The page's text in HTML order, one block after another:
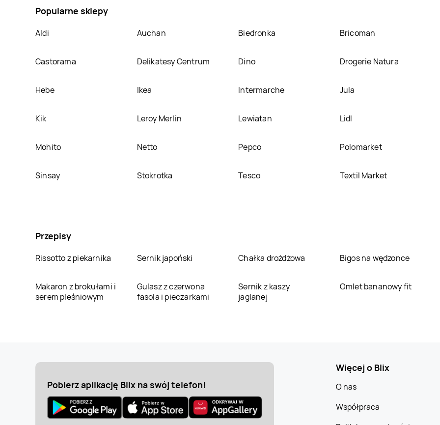
Popularne sklepy
Aldi Auchan Biedronka Bricoman
Castorama Delikatesy Centrum Dino Drogerie Natura
Hebe Ikea Intermarche Jula
Kik Leroy Merlin Lewiatan Lidl
Mohito Netto Pepco Polomarket
Sinsay Stokrotka Tesco Textil Market
Przepisy
Rissotto z piekarnika Sernik japoński Chałka drożdżowa Bigos na wędzonce
Makaron z brokułami i
serem pleśniowym
Gulasz z czerwona
fasola i pieczarkami
Sernik z kaszy
jaglanej
Omlet bananowy fit
Pobierz aplikację Blix na swój telefon!
Więcej o Blix
O nas
Współpraca